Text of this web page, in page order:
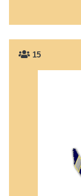
15
Die
Ein